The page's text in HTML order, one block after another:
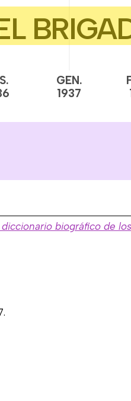
GEN.
1937
biográfico de